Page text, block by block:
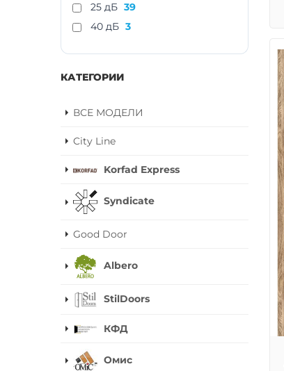
25 дБ 39
40 дБ 3
КАТЕГОРИИ
ВСЕ МОДЕЛИ
City Line
Korfad Express
Syndicate
Good Door
Albero
StilDoors
КФД
Омис